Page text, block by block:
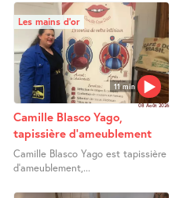
11 min
Les mains d’or
08 Août 2026
Camille Blasco Yago,
tapissière d’ameublement
Camille Blasco Yago est tapissière
d’ameublement,...